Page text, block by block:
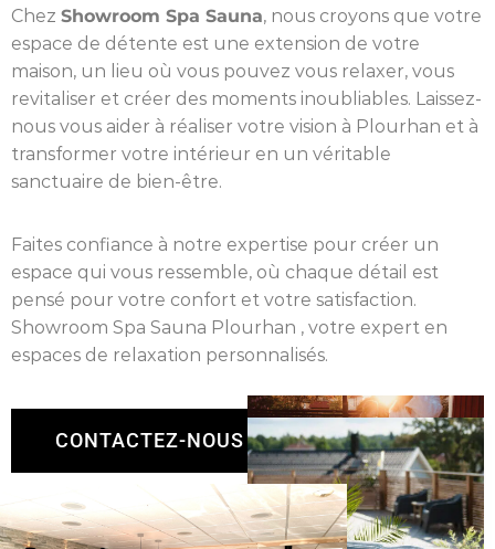
Chez Showroom Spa Sauna, nous croyons que votre
espace de détente est une extension de votre
maison, un lieu où vous pouvez vous relaxer, vous
revitaliser et créer des moments inoubliables. Laissez-
nous vous aider à réaliser votre vision à Plourhan et à
transformer votre intérieur en un véritable
sanctuaire de bien-être.
Faites confiance à notre expertise pour créer un
espace qui vous ressemble, où chaque détail est
pensé pour votre confort et votre satisfaction.
Showroom Spa Sauna Plourhan , votre expert en
espaces de relaxation personnalisés.
CONTACTEZ-NOUS